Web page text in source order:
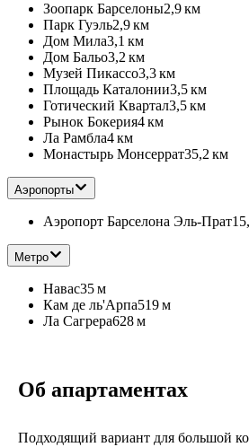
Зоопарк Барселоны2,9 км
Парк Гуэль2,9 км
Дом Мила3,1 км
Дом Бальо3,2 км
Музей Пикассо3,3 км
Площадь Каталонии3,5 км
Готический Квартал3,5 км
Рынок Бокерия4 км
Ла Рамбла4 км
Монастырь Монсеррат35,2 км
Аэропорты
Аэропорт Барселона Эль-Прат
Метро
Навас35 м
Кам де ль'Арпа519 м
Ла Сагрера628 м
Об апартаментах
Подходящий вариант для большой